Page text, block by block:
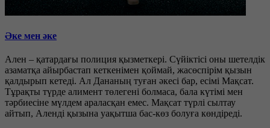
Әке мен әке
Ален – қатардағы полиция қызметкері. Сүйіктісі оны шетелдік
азаматқа айырбастап кеткенімен қоймай, жасөспірім қызын
қалдырып кетеді. Ал Дананың туған әкесі бар, есімі Мақсат.
Тұрақты түрде алимент төлегені болмаса, бала күтімі мен
тәрбиесіне мүлдем араласқан емес. Мақсат түрлі сылтау
айтып, Аленді қызына уақытша бас-көз болуға көндіреді.